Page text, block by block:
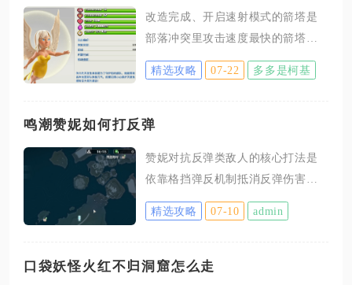
改造完成、开启速射模式的箭塔是
部落冲突里攻击速度最快的箭塔，
普通原版箭塔、多人箭塔、夜世界
箭塔的攻速都无法与之相比。想要
件，主世界箭塔等级达到十级，夜
师建造者完成箭塔改造，改造结束
后才能自由切换两种攻击形态。远
程模式攻击间隔0.5秒，速射模式缩
塔在攻速提升的同时会产生属性取
精选攻略 07-22 多多是柯基
鸣潮赞妮如何打反弹
赞妮对抗反弹类敌人的核心打法是
依靠格挡弹反机制抵消反弹伤害，
借技能判定窗口规避反伤同时稳定
输出，普通普攻直接攻击反弹怪会
以共鸣技能格挡为输出核心循环即
精选攻略 07-10 admin
口袋妖怪火红不归洞窟怎么走